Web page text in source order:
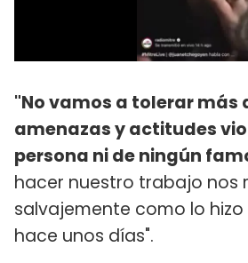
"No vamos a tolerar más
amenazas y actitudes
persona ni de ningún
hacer nuestro trabajo nos
salvajemente como lo
hace unos días".